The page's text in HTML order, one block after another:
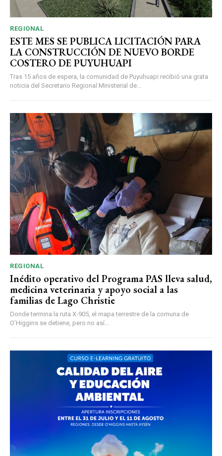
REGIONAL
ESTE MES SE PUBLICA LICITACIÓN PARA
LA CONSTRUCCIÓN DE NUEVO BORDE
COSTERO DE PUYUHUAPI
Tras 15 años de espera, la comunidad de Puyuhuapi recibió una grata
noticia del Secretario Regional Ministerial de...
REGIONAL
Inédito operativo del Programa PAS lleva salud,
medicina veterinaria y apoyo social a las
familias de Lago Christie
Donde termina la ruta X-905, el mapa terrestre de la comuna de
O’Higgins se detiene, pero no así...